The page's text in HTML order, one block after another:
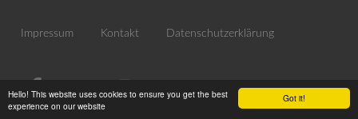
Got it!
Hello! This website uses cookies to ensure you get the best
experience on our website
Impressum Kontakt Datenschutzerklärung